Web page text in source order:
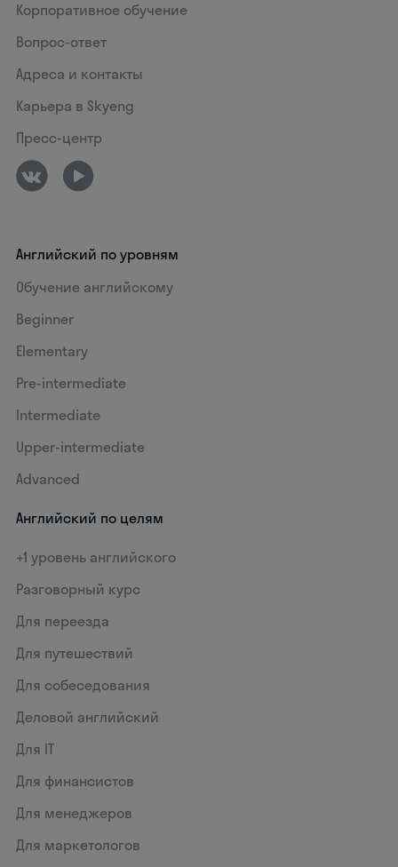
Корпоративное обучение
Вопрос-ответ
Адреса и контакты
Карьера в Skyeng
Пресс-центр
Английский по уровням
Обучение английскому
Beginner
Elementary
Pre-intermediate
Intermediate
Upper-intermediate
Advanced
Английский по целям
+1 уровень английского
Разговорный курс
Для переезда
Для путешествий
Для собеседования
Деловой английский
Для IT
Для финансистов
Для менеджеров
Для маркетологов